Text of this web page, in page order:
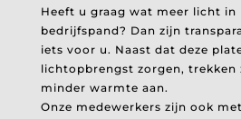
Heeft u graag wat meer licht in
bedrijfspand? Dan zijn
iets voor u. Naast dat deze
lichtopbrengst zorgen, trekken
minder warmte aan.
Onze medewerkers zijn ook